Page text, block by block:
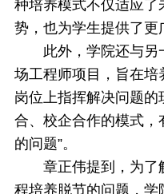
种培养模式不仅适应
势，也为学生提供了更
此外，学院还与
场工程师项目，旨在
岗位上指挥解决问题的
合、校企合作的模式
的问题”。
章正伟提到，为了
程培养脱节的问题，